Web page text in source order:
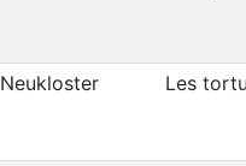
Neukloster Les